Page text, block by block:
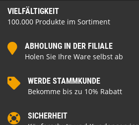
VIELFÄLTIGKEIT
100.000 Produkte im Sortiment
ABHOLUNG IN DER FILIALE
Holen Sie Ihre Ware selbst ab
WERDE STAMMKUNDE
Bekomme bis zu 10% Rabatt
SICHERHEIT